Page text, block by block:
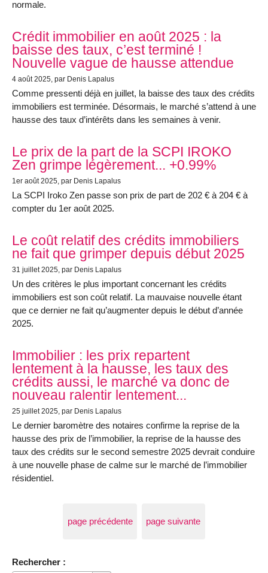
normale.
Crédit immobilier en août 2025 : la
baisse des taux, c’est terminé !
Nouvelle vague de hausse attendue
4 août 2025, par Denis Lapalus
Comme pressenti déjà en juillet, la baisse des taux des crédits
immobiliers est terminée. Désormais, le marché s’attend à une
hausse des taux d’intérêts dans les semaines à venir.
Le prix de la part de la SCPI IROKO
Zen grimpe légèrement... +0.99%
1er août 2025, par Denis Lapalus
La SCPI Iroko Zen passe son prix de part de 202 € à 204 € à
compter du 1er août 2025.
Le coût relatif des crédits immobiliers
ne fait que grimper depuis début 2025
31 juillet 2025, par Denis Lapalus
Un des critères le plus important concernant les crédits
immobiliers est son coût relatif. La mauvaise nouvelle étant
que ce dernier ne fait qu’augmenter depuis le début d’année
2025.
Immobilier : les prix repartent
lentement à la hausse, les taux des
crédits aussi, le marché va donc de
nouveau ralentir lentement...
25 juillet 2025, par Denis Lapalus
Le dernier baromètre des notaires confirme la reprise de la
hausse des prix de l’immobilier, la reprise de la hausse des
taux des crédits sur le second semestre 2025 devrait conduire
à une nouvelle phase de calme sur le marché de l’immobilier
résidentiel.
page précédente page suivante
Rechercher :